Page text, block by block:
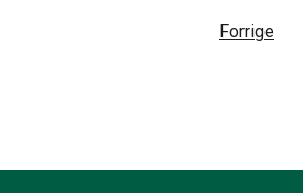
Forrige